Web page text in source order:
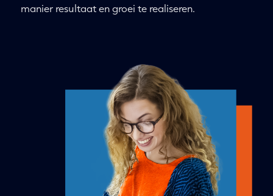
manier resultaat en groei te realiseren.